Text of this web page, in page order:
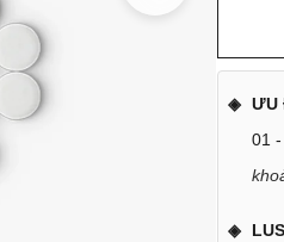
ƯU
01